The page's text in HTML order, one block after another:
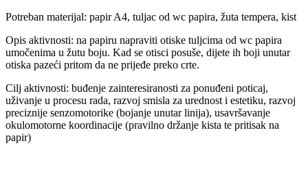
Potreban materijal: papir A4, tuljac od wc papira, žuta tempera, kist
Opis aktivnosti: na papiru napraviti otiske tuljcima od wc papira
umočenima u žutu boju. Kad se otisci posuše, dijete ih boji unutar
otiska pazeći pritom da ne prijeđe preko crte.
Cilj aktivnosti: buđenje zainteresiranosti za ponuđeni poticaj,
uživanje u procesu rada, razvoj smisla za urednost i estetiku, razvoj
preciznije senzomotorike (bojanje unutar linija), usavršavanje
okulomotorne koordinacije (pravilno držanje kista te pritisak na
papir)